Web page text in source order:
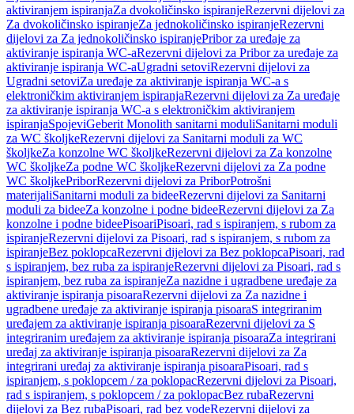
aktiviranjem ispiranjaZa dvokoličinsko ispiranjeRezervni dijelovi za
Za dvokoličinsko ispiranjeZa jednokoličinsko ispiranjeRezervni
dijelovi za Za jednokoličinsko ispiranjePribor za uređaje za
aktiviranje ispiranja WC-aRezervni dijelovi za Pribor za uređaje za
aktiviranje ispiranja WC-aUgradni setoviRezervni dijelovi za
Ugradni setoviZa uređaje za aktiviranje ispiranja WC-a s
elektroničkim aktiviranjem ispiranjaRezervni dijelovi za Za uređaje
za aktiviranje ispiranja WC-a s elektroničkim aktiviranjem
ispiranjaSpojeviGeberit Monolith sanitarni moduliSanitarni moduli
za WC školjkeRezervni dijelovi za Sanitarni moduli za WC
školjkeZa konzolne WC školjkeRezervni dijelovi za Za konzolne
WC školjkeZa podne WC školjkeRezervni dijelovi za Za podne
WC školjkePriborRezervni dijelovi za PriborPotrošni
materijaliSanitarni moduli za bideeRezervni dijelovi za Sanitarni
moduli za bideeZa konzolne i podne bideeRezervni dijelovi za Za
konzolne i podne bideePisoariPisoari, rad s ispiranjem, s rubom za
ispiranjeRezervni dijelovi za Pisoari, rad s ispiranjem, s rubom za
ispiranjeBez poklopcaRezervni dijelovi za Bez poklopcaPisoari, rad
s ispiranjem, bez ruba za ispiranjeRezervni dijelovi za Pisoari, rad s
ispiranjem, bez ruba za ispiranjeZa nazidne i ugradbene uređaje za
aktiviranje ispiranja pisoaraRezervni dijelovi za Za nazidne i
ugradbene uređaje za aktiviranje ispiranja pisoaraS integriranim
uređajem za aktiviranje ispiranja pisoaraRezervni dijelovi za S
integriranim uređajem za aktiviranje ispiranja pisoaraZa integrirani
uređaj za aktiviranje ispiranja pisoaraRezervni dijelovi za Za
integrirani uređaj za aktiviranje ispiranja pisoaraPisoari, rad s
ispiranjem, s poklopcem / za poklopacRezervni dijelovi za Pisoari,
rad s ispiranjem, s poklopcem / za poklopacBez rubaRezervni
dijelovi za Bez rubaPisoari, rad bez vodeRezervni dijelovi za